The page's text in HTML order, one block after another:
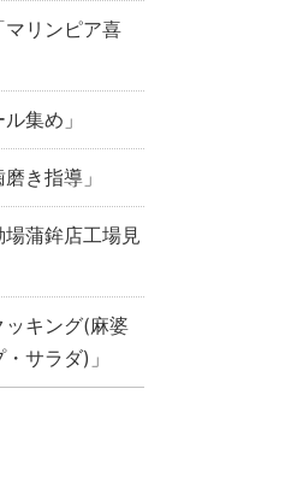
リンピア喜
集め」
き指導」
蒲鉾店工場見
キング(麻婆
サラダ)」